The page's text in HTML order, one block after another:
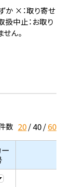
か ×：取り寄せ
中止：お取り
ん。
数 20 40 60